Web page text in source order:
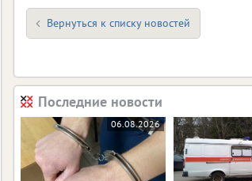
Вернуться к списку новостей
Последние новости
06.08.2026